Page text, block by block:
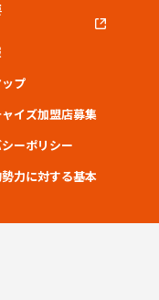
プ
イズ加盟店募集
ーポリシー
力に対する基本